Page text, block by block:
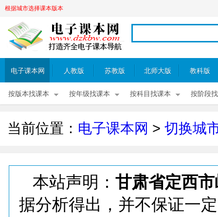
根据城市选择课本版本
电子课本网 人教版 苏教版 北师大版 教科版
按版本找课本 按年级找课本 按科目找课本 按阶段
当前位置： 电子课本网 > 切换城
本站声明： 甘肃省定西
据分析得出，并不保证一